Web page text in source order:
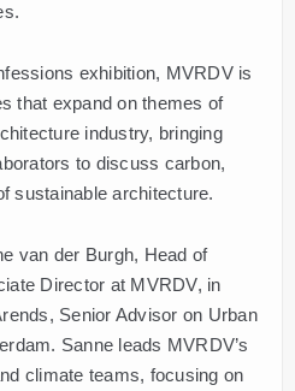
exhibition, MVRDV is
that expand on themes of
industry, bringing
to discuss carbon,
sustainable architecture.
van der Burgh, Head of
Director at MVRDV, in
Senior Advisor on Urban
Sanne leads MVRDV’s
climate teams, focusing on